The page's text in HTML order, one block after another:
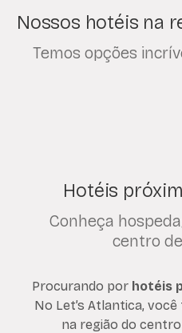
Nossos hotéis na
Temos opções
Hotéis
Conheça
centro
Procurando por hotéis
No Let’s Atlantica,
na região do